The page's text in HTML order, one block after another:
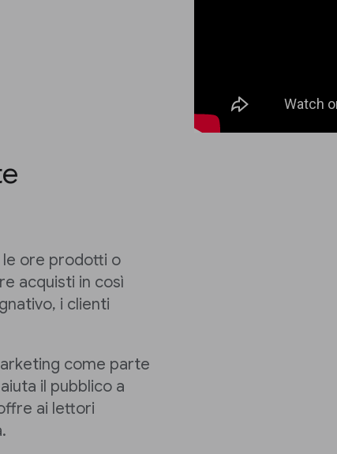
ore prodotti o
acquisti in così
i clienti
come parte
il pubblico a
ai lettori